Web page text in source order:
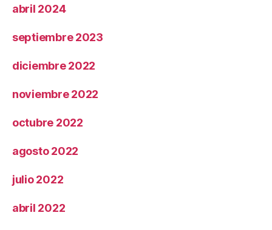
abril 2024
septiembre 2023
diciembre 2022
noviembre 2022
octubre 2022
agosto 2022
julio 2022
abril 2022